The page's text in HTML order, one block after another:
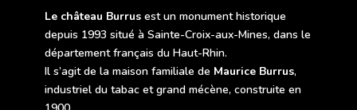
Le château Burrus est un monument historique
depuis 1993 situé à Sainte-Croix-aux-Mines, dans le
département français du Haut-Rhin.
Il s’agit de la maison familiale de Maurice Burrus,
industriel du tabac et grand mécène, construite en